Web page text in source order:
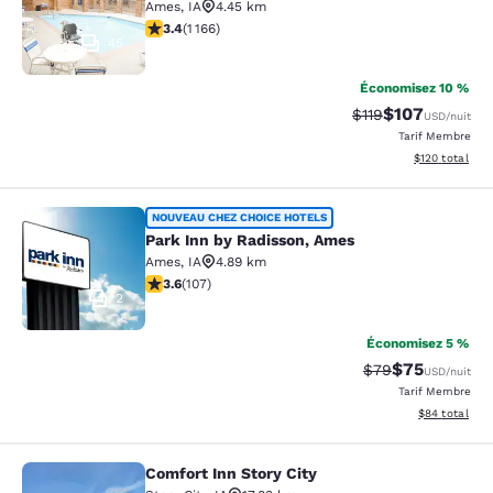
45
Ames, IA
4.45 km
3.43 étoiles. Bien. 1166 commentaires
3.4(1 166)
Économisez 10 %
Tarif barré :
$119Tarif réduit :
$107USD/nuit
Tarif Membre
Afficher les
$120 total
Park Inn by Radisson, Ames
2
NOUVEAU CHEZ CHOICE HOTELS
Park Inn by Radisson, Ames
Ames, IA
4.89 km
3.64 étoiles. Bien. 107 commentaires
3.6(107)
Économisez 5 %
Tarif barré :
$79Tarif réduit :
$75USD/nuit
Tarif Membre
Afficher les
$84 total
Comfort Inn Story City
Comfort Inn Story City